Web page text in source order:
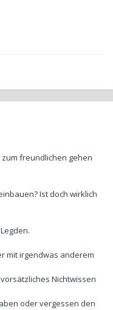
freundlichen gehen
Ist doch wirklich
mit irgendwas anderem
Nichtwissen
oder vergessen den